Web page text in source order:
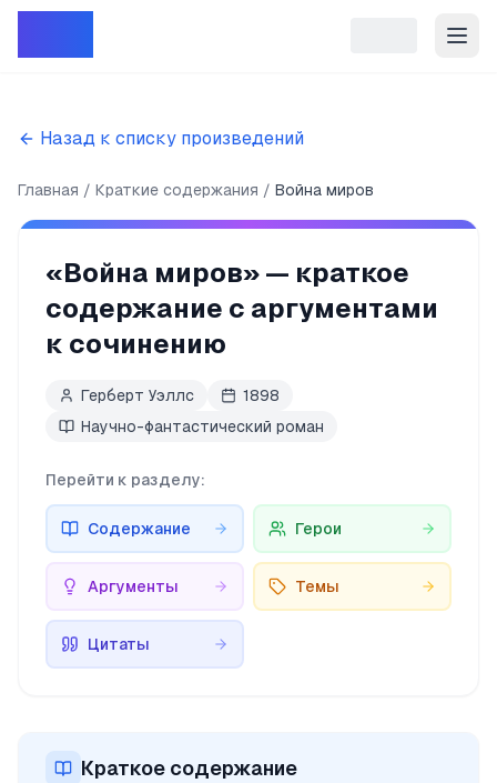
Назад к списку произведений
Главная Краткие содержания Война миров
«Война миров» — краткое
содержание с аргументами
к сочинению
Герберт Уэллс
1898
Научно-фантастический роман
Перейти к разделу:
Содержание Герои
Аргументы Темы
Цитаты
Краткое содержание